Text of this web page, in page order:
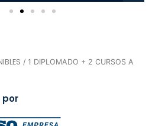
/ 1 DIPLOMADO + 2 CURSOS A